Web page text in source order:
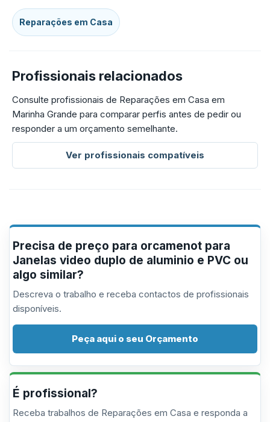
Reparações em Casa
Profissionais relacionados
Consulte profissionais de Reparações em Casa em
Marinha Grande para comparar perfis antes de pedir ou
responder a um orçamento semelhante.
Ver profissionais compatíveis
Precisa de preço para orcamenot para
Janelas video duplo de aluminio e PVC ou
algo similar?
Descreva o trabalho e receba contactos de profissionais
disponíveis.
Peça aqui o seu Orçamento
É profissional?
Receba trabalhos de Reparações em Casa e responda a